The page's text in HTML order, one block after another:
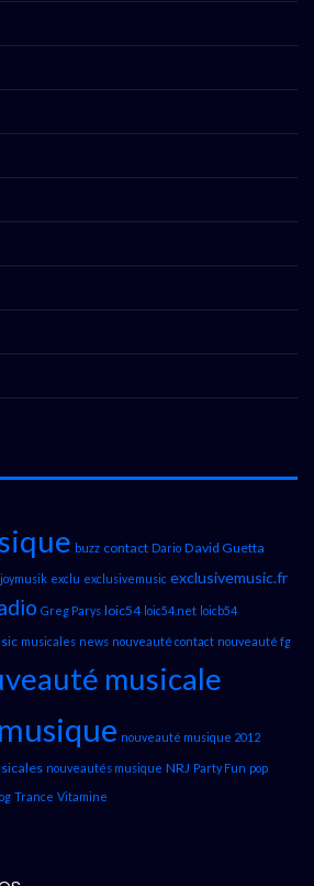
buzz contact Dario David Guetta
exclu exclusivemusic exclusivemusic.fr
Greg Parys loic54 loic54.net loicb54
musicales news nouveauté contact nouveauté fg
musicale
nouveauté musique 2012
nouveautés musique NRJ Party Fun pop
Trance Vitamine